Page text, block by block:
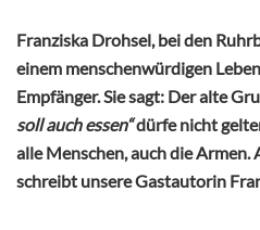
Franziska Drohsel, bei den
einem menschenwürdigen
Empfänger. Sie sagt: Der alte
soll auch essen“dürfe nicht
alle Menschen, auch die Armen.
schreibt unsere Gastautorin